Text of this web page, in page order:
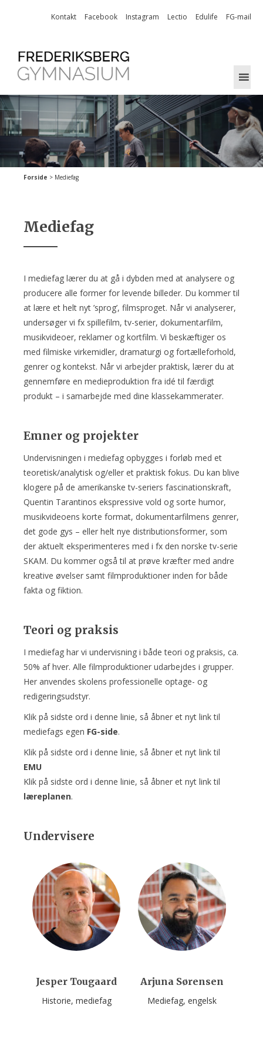
Kontakt Facebook Instagram Lectio Edulife FG-mail
Forside > Mediefag
Mediefag
I mediefag lærer du at gå i dybden med at analysere og
producere alle former for levende billeder. Du kommer til
at lære et helt nyt ’sprog’, filmsproget. Når vi analyserer,
undersøger vi fx spillefilm, tv-serier, dokumentarfilm,
musikvideoer, reklamer og kortfilm. Vi beskæftiger os
med filmiske virkemidler, dramaturgi og fortælleforhold,
genrer og kontekst. Når vi arbejder praktisk, lærer du at
gennemføre en medieproduktion fra idé til færdigt
produkt – i samarbejde med dine klassekammerater.
Emner og projekter
Undervisningen i mediefag opbygges i forløb med et
teoretisk/analytisk og/eller et praktisk fokus. Du kan blive
klogere på de amerikanske tv-seriers fascinationskraft,
Quentin Tarantinos ekspressive vold og sorte humor,
musikvideoens korte format, dokumentarfilmens genrer,
det gode gys – eller helt nye distributionsformer, som
der aktuelt eksperimenteres med i fx den norske tv-serie
SKAM. Du kommer også til at prøve kræfter med andre
kreative øvelser samt filmproduktioner inden for både
fakta og fiktion.
Teori og praksis
I mediefag har vi undervisning i både teori og praksis, ca.
50% af hver. Alle filmproduktioner udarbejdes i grupper.
Her anvendes skolens professionelle optage- og
redigeringsudstyr.
Klik på sidste ord i denne linie, så åbner et nyt link til
mediefags egen FG-side.
Klik på sidste ord i denne linie, så åbner et nyt link til
EMU
Klik på sidste ord i denne linie, så åbner et nyt link til
læreplanen.
Undervisere
Jesper Tougaard
Historie mediefag
Arjuna Sørensen
Mediefag engelsk